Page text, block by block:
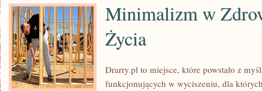
Minimalizm w
Życia
Drarry.pl to miejsce, które powstało z
funkcjonujących w wyciszeniu, dla